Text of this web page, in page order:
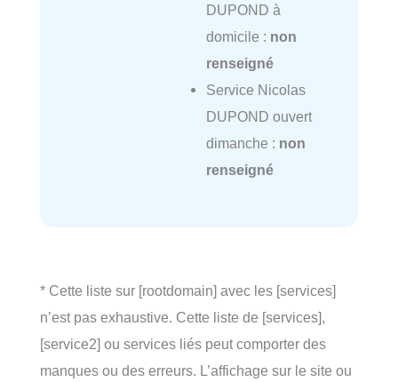
DUPOND à
domicile : non
renseigné
Service Nicolas
DUPOND ouvert
dimanche : non
renseigné
* Cette liste sur [rootdomain] avec les [services]
n’est pas exhaustive. Cette liste de [services],
[service2] ou services liés peut comporter des
manques ou des erreurs. L’affichage sur le site ou